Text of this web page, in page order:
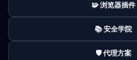
🧩 浏览器插件
📚 安全学院
🛡️ 代理方案